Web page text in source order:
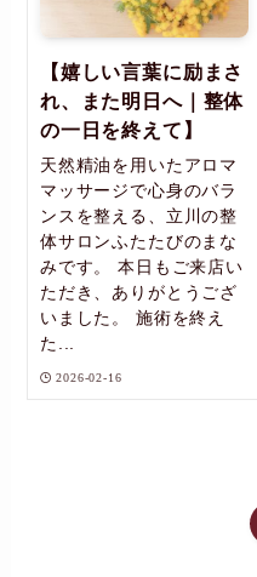
【嬉しい言葉に励まさ
れ、また明日へ｜整体
の一日を終えて】
天然精油を用いたアロマ
マッサージで心身のバラ
ンスを整える、立川の整
体サロンふたたびのまな
みです。 本日もご来店い
ただき、ありがとうござ
いました。 施術を終え
た...
2026-02-16